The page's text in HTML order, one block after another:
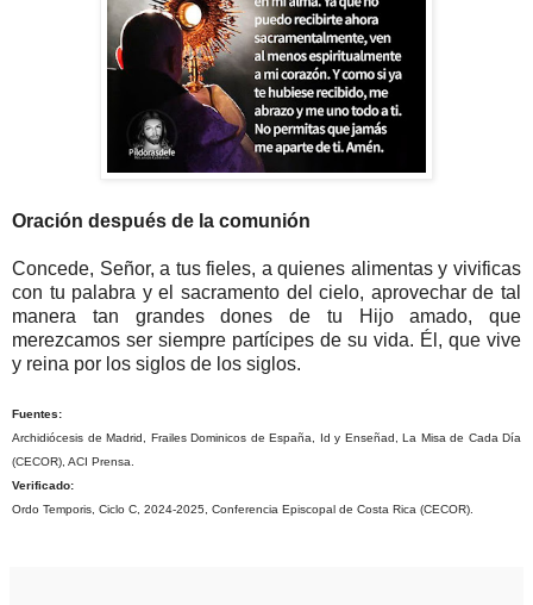
Oración después de la comunión
Concede, Señor, a tus fieles, a quienes alimentas y vivificas
con tu palabra y el sacramento del cielo, aprovechar de tal
manera tan grandes dones de tu Hijo amado, que
merezcamos ser siempre partícipes de su vida. Él, que vive
y reina por los siglos de los siglos.
Fuentes:
Archidiócesis de Madrid, Frailes Dominicos de España, Id y Enseñad, La Misa de Cada Día
(CECOR), ACI Prensa.
Verificado:
Ordo Temporis, Ciclo C, 2024-2025, Conferencia Episcopal de Costa Rica (CECOR).